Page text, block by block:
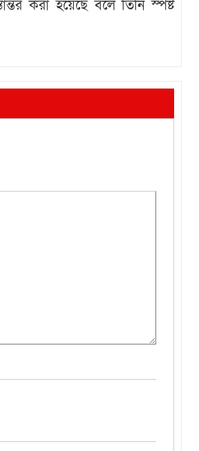
করা হয়েছে বলে তিনি স্পষ্ট